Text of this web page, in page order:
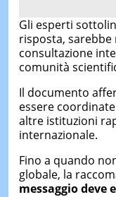
Gli esperti
risposta, sarebbe
consultazione
comunità
Il documento
essere
altre istituzioni
internazionale.
Fino a quando
globale, la
messaggio deve